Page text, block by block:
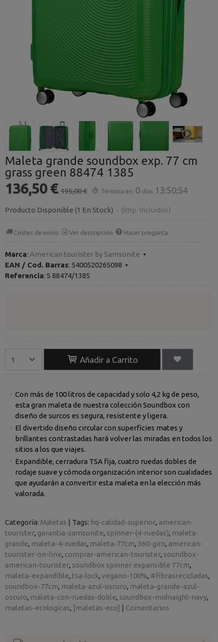
Maleta grande soundbox exp. 77 cm
grass green 88474 1385
136,50 € 195,00 € Termina en: 0 días 13:50:54
Producto Disponible (1 En Stock) - (Imp. Incluidos)
Costes de envío Ver descripción Hacer pregunta
Marca: American tourister by Samsonite •
EAN / Cod. Barras: 5400520265098 •
Referencia: S 88474/1385
Añadir a Carrito
Con más de 100 litros de capacidad y solo 4,2 kg de peso,
esta gran maleta de nuestra colección Soundbox con
diseño de surcos es segura, resistente y ligera.
El divertido diseño circular con superficies mates y
brillantes contrastadas hará volver las miradas en todos los
sitios a los que viajes.
Expandible, cerradura TSA fija, cuatro ruedas dobles de
rodaje suave y cómoda organización interior son cualidades
que ayudarán a convertir esta maleta en la elección más
valorada.
Categoría: Maletas | Tags: hq-calidad-superior american-
tourister garantia-samsonite spinner-(4-ruedas) maleta-
grande maleta-4-ruedas maleta-77cm 360-giro american-
tourister-on-line comprar-american-tourister soundbox-
american-tourister soundbox spinner expansible 77cm
maleta-expandible tsa-lock vegano-100% #fibrasrecicladas
soundbox-77cm maleta-azul-oscuro maleta-grande-azul-
oscuro maleta-con-ruedas-doble soundbox-midnaight-navy
maletas-ecologicas [maletas-eco] | Comentarios